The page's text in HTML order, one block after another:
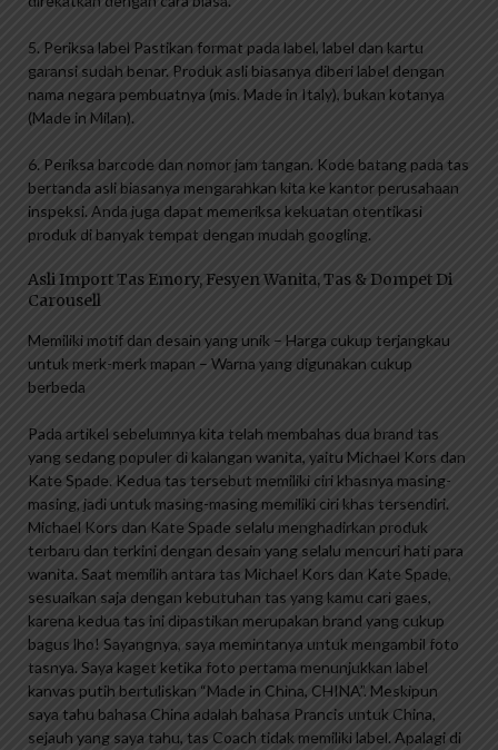
5. Periksa label Pastikan format pada label, label dan kartu
garansi sudah benar. Produk asli biasanya diberi label dengan
nama negara pembuatnya (mis. Made in Italy), bukan kotanya
(Made in Milan).
6. Periksa barcode dan nomor jam tangan. Kode batang pada tas
bertanda asli biasanya mengarahkan kita ke kantor perusahaan
inspeksi. Anda juga dapat memeriksa kekuatan otentikasi
produk di banyak tempat dengan mudah googling.
Asli Import Tas Emory, Fesyen Wanita, Tas & Dompet Di
Carousell
Memiliki motif dan desain yang unik – Harga cukup terjangkau
untuk merk-merk mapan – Warna yang digunakan cukup
berbeda
Pada artikel sebelumnya kita telah membahas dua brand tas
yang sedang populer di kalangan wanita, yaitu Michael Kors dan
Kate Spade. Kedua tas tersebut memiliki ciri khasnya masing-
masing, jadi untuk masing-masing memiliki ciri khas tersendiri.
Michael Kors dan Kate Spade selalu menghadirkan produk
terbaru dan terkini dengan desain yang selalu mencuri hati para
wanita. Saat memilih antara tas Michael Kors dan Kate Spade,
sesuaikan saja dengan kebutuhan tas yang kamu cari gaes,
karena kedua tas ini dipastikan merupakan brand yang cukup
bagus lho! Sayangnya, saya memintanya untuk mengambil foto
tasnya. Saya kaget ketika foto pertama menunjukkan label
kanvas putih bertuliskan “Made in China, CHINA”. Meskipun
saya tahu bahasa China adalah bahasa Prancis untuk China,
sejauh yang saya tahu, tas Coach tidak memiliki label. Apalagi di